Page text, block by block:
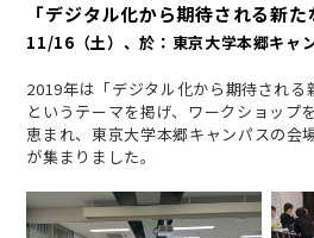
「デジタル化から期待される新た
11/16（土）、於：東京大学本郷キャ
2019年は「デジタル化から期待される
というテーマを掲げ、ワークショップ
恵まれ、東京大学本郷キャンパスの会
が集まりました。